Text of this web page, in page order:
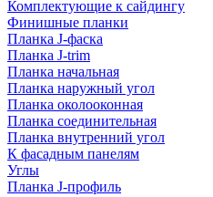
Комплектующие к сайдингу
Финишные планки
Планка J-фаска
Планка J-trim
Планка начальная
Планка наружный угол
Планка околооконная
Планка соединительная
Планка внутренний угол
К фасадным панелям
Углы
Планка J-профиль